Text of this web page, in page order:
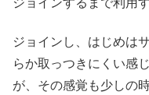
ジョインし、はじめは
らか取っつきにくい感
が、その感覚も少しの